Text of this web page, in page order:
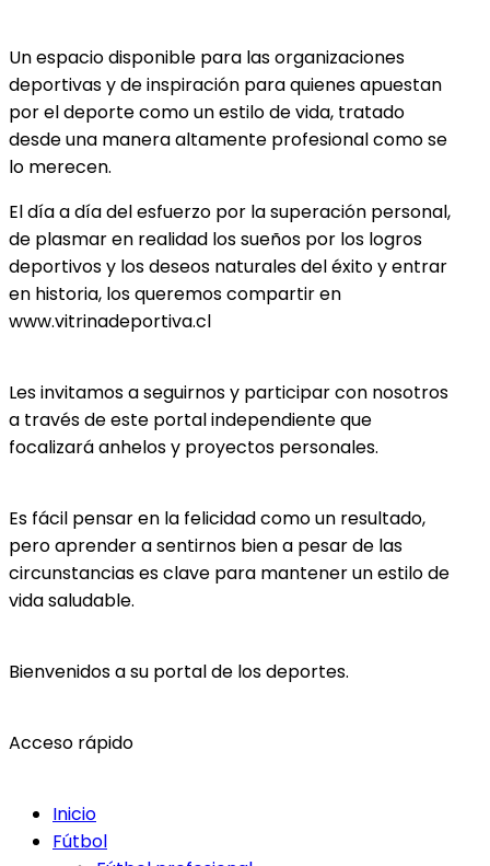
Un espacio disponible para las organizaciones
deportivas y de inspiración para quienes apuestan
por el deporte como un estilo de vida, tratado
desde una manera altamente profesional como se
lo merecen.
El día a día del esfuerzo por la superación personal,
de plasmar en realidad los sueños por los logros
deportivos y los deseos naturales del éxito y entrar
en historia, los queremos compartir en
www.vitrinadeportiva.cl
Les invitamos a seguirnos y participar con nosotros
a través de este portal independiente que
focalizará anhelos y proyectos personales.
Es fácil pensar en la felicidad como un resultado,
pero aprender a sentirnos bien a pesar de las
circunstancias es clave para mantener un estilo de
vida saludable.
Bienvenidos a su portal de los deportes.
Acceso rápido
Inicio
Fútbol